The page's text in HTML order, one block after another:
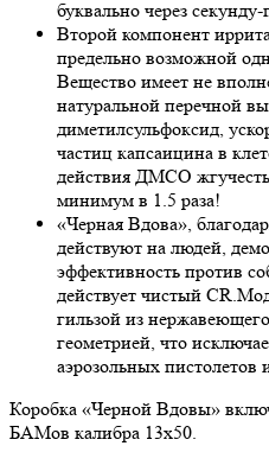
буквально через
Второй компонент
предельно возможной
Вещество имеет не
натуральной перечной
диметилсульфоксид,
частиц капсаицина в
действия ДМСО
минимум в 1.5 раза!
«Черная Вдова»,
действуют на людей,
эффективность против
действует чистый
гильзой из
геометрией, что
аэрозольных пистолетов
Коробка «Черной Вдовы»
БАМов калибра 13х50.